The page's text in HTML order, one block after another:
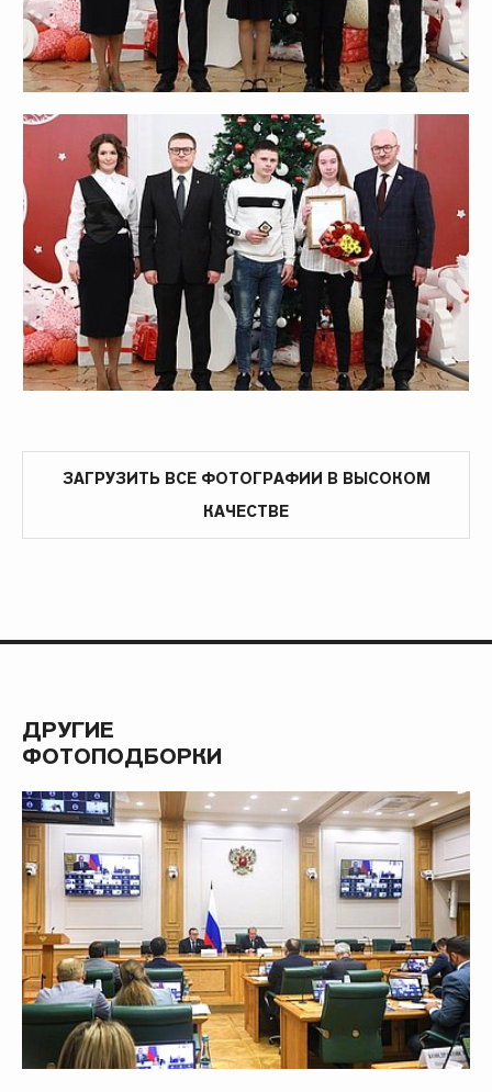
ЗАГРУЗИТЬ ВСЕ ФОТОГРАФИИ В ВЫСОКОМ
КАЧЕСТВЕ
ДРУГИЕ
ФОТОПОДБОРКИ